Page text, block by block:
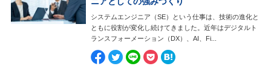
システムエンジニア（SE）という仕事は、技術の進化と
ともに役割が変化し続けてきました。近年はデジタルト
ランスフォーメーション（DX）、AI、Fi...